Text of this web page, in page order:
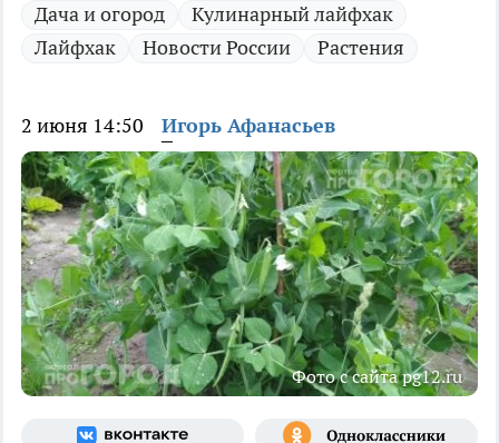
Дача и огород
Кулинарный лайфхак
Лайфхак
Новости России Растения
2 июня 14:50 Игорь Афанасьев
Фото с сайта pg12.ru